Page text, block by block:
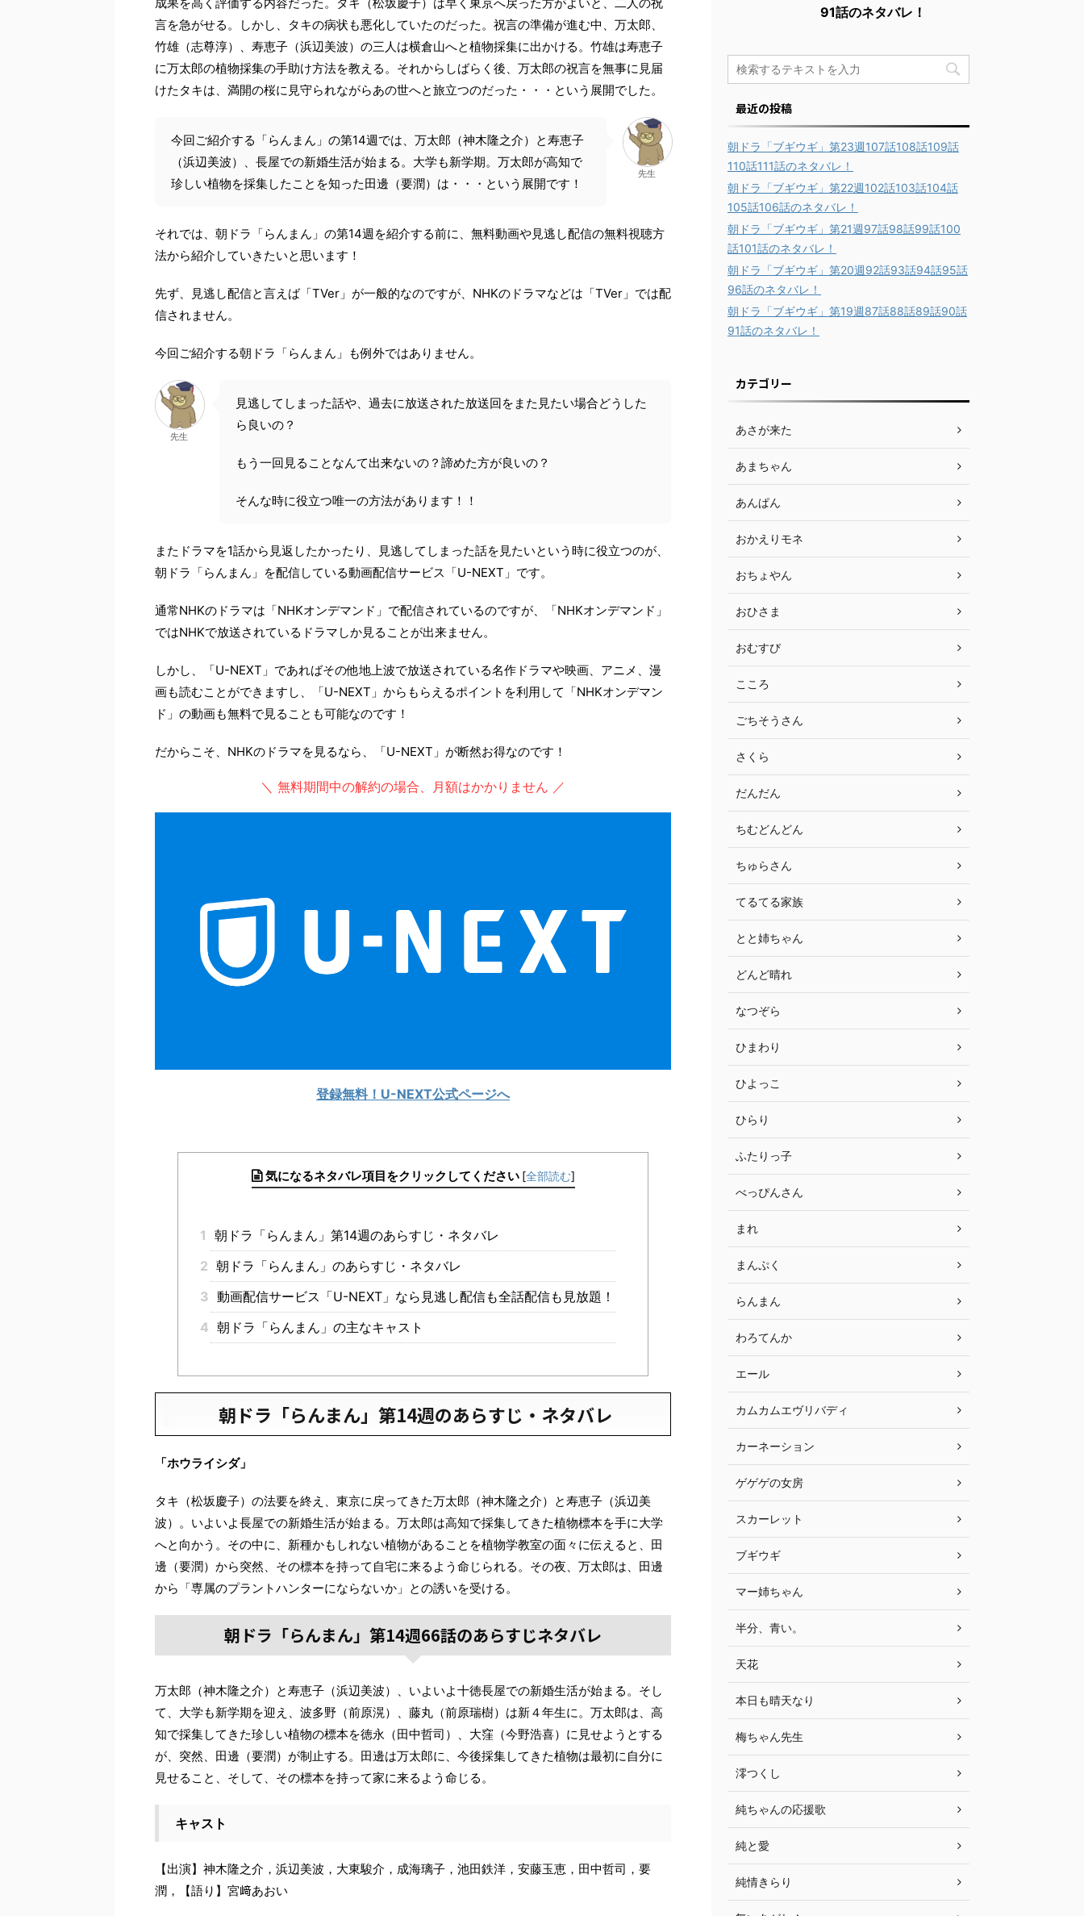
言を急がせる。しかし、タキの病状も悪化していたのだった。祝言の準備が進む中、万太郎、
竹雄（志尊淳）、寿恵子（浜辺美波）の三人は横倉山へと植物採集に出かける。竹雄は寿恵子
に万太郎の植物採集の手助け方法を教える。それからしばらく後、万太郎の祝言を無事に見届
けたタキは、満開の桜に見守られながらあの世へと旅立つのだった・・・という展開でした。
今回ご紹介する「らんまん」の第14週では、万太郎（神木隆之介）と寿恵子
（浜辺美波）、長屋での新婚生活が始まる。大学も新学期。万太郎が高知で
珍しい植物を採集したことを知った田邊（要潤）は・・・という展開です！
先生
それでは、朝ドラ「らんまん」の第14週を紹介する前に、無料動画や見逃し配信の無料視聴方
法から紹介していきたいと思います！
先ず、見逃し配信と言えば「TVer」が一般的なのですが、NHKのドラマなどは「TVer」では配
信されません。
今回ご紹介する朝ドラ「らんまん」も例外ではありません。
先生
見逃してしまった話や、過去に放送された放送回をまた見たい場合どうした
ら良いの？
もう一回見ることなんて出来ないの？諦めた方が良いの？
そんな時に役立つ唯一の方法があります！！
またドラマを1話から見返したかったり、見逃してしまった話を見たいという時に役立つのが、
朝ドラ「らんまん」を配信している動画配信サービス「U-NEXT」です。
通常NHKのドラマは「NHKオンデマンド」で配信されているのですが、「NHKオンデマンド」
ではNHKで放送されているドラマしか見ることが出来ません。
しかし、「U-NEXT」であればその他地上波で放送されている名作ドラマや映画、アニメ、漫
画も読むことができますし、「U-NEXT」からもらえるポイントを利用して「NHKオンデマン
ド」の動画も無料で見ることも可能なのです！
だからこそ、NHKのドラマを見るなら、「U-NEXT」が断然お得なのです！
＼ 無料期間中の解約の場合、月額はかかりません ／
登録無料！U-NEXT公式ページへ
気になるネタバレ項目をクリックしてください [全部読む]
1 朝ドラ「らんまん」第14週のあらすじ・ネタバレ
2 朝ドラ「らんまん」のあらすじ・ネタバレ
3 動画配信サービス「U-NEXT」なら見逃し配信も全話配信も見放題！
4 朝ドラ「らんまん」の主なキャスト
朝ドラ「らんまん」第14週のあらすじ・ネタバレ
「ホウライシダ」
タキ（松坂慶子）の法要を終え、東京に戻ってきた万太郎（神木隆之介）と寿恵子（浜辺美
波）。いよいよ長屋での新婚生活が始まる。万太郎は高知で採集してきた植物標本を手に大学
へと向かう。その中に、新種かもしれない植物があることを植物学教室の面々に伝えると、田
邊（要潤）から突然、その標本を持って自宅に来るよう命じられる。その夜、万太郎は、田邊
から「専属のプラントハンターにならないか」との誘いを受ける。
朝ドラ「らんまん」第14週66話のあらすじネタバレ
万太郎（神木隆之介）と寿恵子（浜辺美波）、いよいよ十徳長屋での新婚生活が始まる。そし
て、大学も新学期を迎え、波多野（前原滉）、藤丸（前原瑞樹）は新４年生に。万太郎は、高
知で採集してきた珍しい植物の標本を徳永（田中哲司）、大窪（今野浩喜）に見せようとする
が、突然、田邊（要潤）が制止する。田邊は万太郎に、今後採集してきた植物は最初に自分に
見せること、そして、その標本を持って家に来るよう命じる。
キャスト
【出演】神木隆之介，浜辺美波，大東駿介，成海璃子，池田鉄洋，安藤玉恵，田中哲司，要
潤，【語り】宮﨑あおい
91話のネタバレ！
最近の投稿
朝ドラ「ブギウギ」第23週107話108話109話
110話111話のネタバレ！
朝ドラ「ブギウギ」第22週102話103話104話
105話106話のネタバレ！
朝ドラ「ブギウギ」第21週97話98話99話100
話101話のネタバレ！
朝ドラ「ブギウギ」第20週92話93話94話95話
96話のネタバレ！
朝ドラ「ブギウギ」第19週87話88話89話90話
91話のネタバレ！
カテゴリー
あさが来た
あまちゃん
あんぱん
おかえりモネ
おちょやん
おひさま
おむすび
こころ
ごちそうさん
さくら
だんだん
ちむどんどん
ちゅらさん
てるてる家族
とと姉ちゃん
どんど晴れ
なつぞら
ひまわり
ひよっこ
ひらり
ふたりっ子
べっぴんさん
まれ
まんぷく
らんまん
わろてんか
エール
カムカムエヴリバディ
カーネーション
ゲゲゲの女房
スカーレット
ブギウギ
マー姉ちゃん
半分、青い。
天花
本日も晴天なり
梅ちゃん先生
澪つくし
純ちゃんの応援歌
純と愛
純情きらり